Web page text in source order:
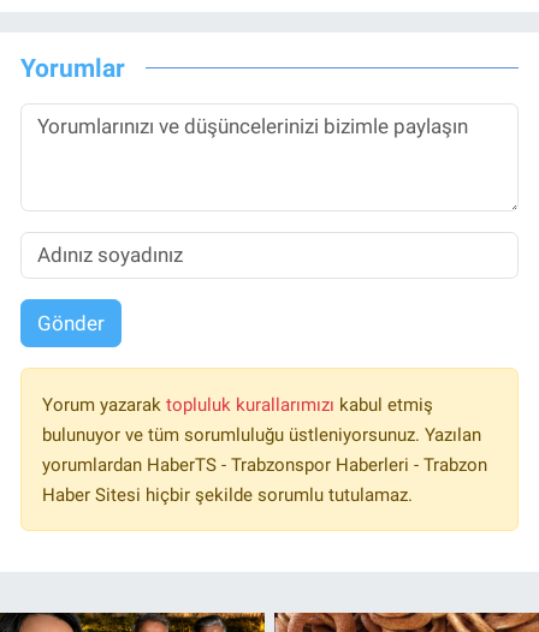
Yorumlar
Gönder
Yorum yazarak topluluk kurallarımızı kabul etmiş
bulunuyor ve tüm sorumluluğu üstleniyorsunuz. Yazılan
yorumlardan HaberTS - Trabzonspor Haberleri - Trabzon
Haber Sitesi hiçbir şekilde sorumlu tutulamaz.